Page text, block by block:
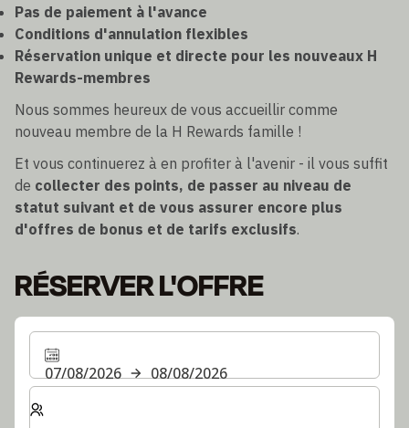
Pas de paiement à l'avance
Conditions d'annulation flexibles
Réservation unique et directe pour les nouveaux H
Rewards-membres
Nous sommes heureux de vous accueillir comme
nouveau membre de la H Rewards famille !
Et vous continuerez à en profiter à l'avenir - il vous suffit
de collecter des points, de passer au niveau de
statut suivant et de vous assurer encore plus
d'offres de bonus et de tarifs exclusifs.
RÉSERVER L'OFFRE
07/08/2026
08/08/2026
Sélectionnez le nombre de chambres et d'invités pour